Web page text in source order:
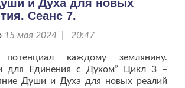
и Духа для новых
Сеанс 7.
15 мая 2024 | 20:47
потенциал каждому землянину.
для Единения с Духом” Цикл 3 –
Души и Духа для новых реалий